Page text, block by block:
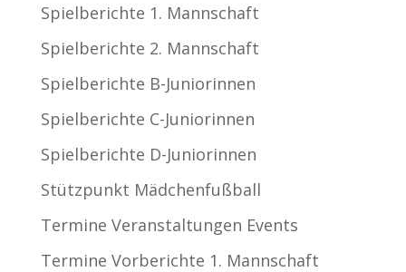
Spielberichte 1. Mannschaft
Spielberichte 2. Mannschaft
Spielberichte B-Juniorinnen
Spielberichte C-Juniorinnen
Spielberichte D-Juniorinnen
Stützpunkt Mädchenfußball
Termine Veranstaltungen Events
Termine Vorberichte 1. Mannschaft